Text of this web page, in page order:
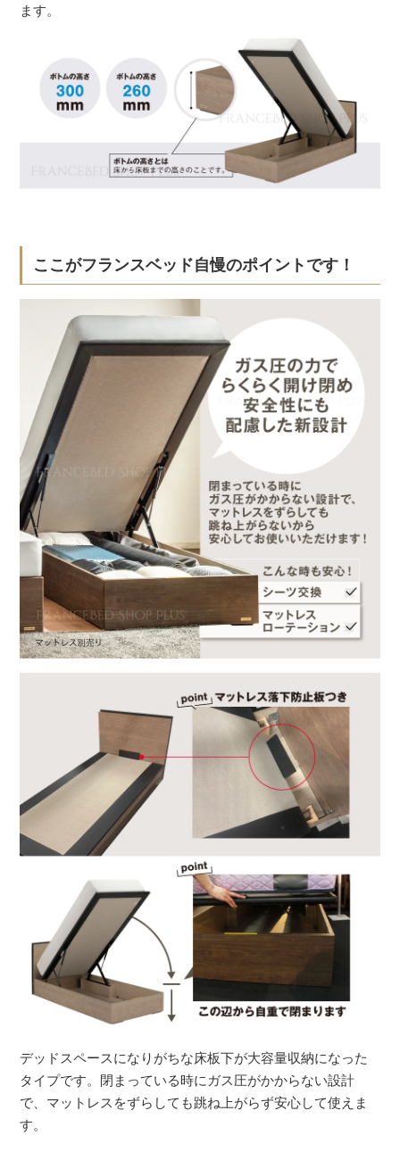
ます。
ここがフランスベッド自慢のポイントです！
デッドスペースになりがちな床板下が大容量収納になった
タイプです。閉まっている時にガス圧がかからない設計
で、マットレスをずらしても跳ね上がらず安心して使えま
す。